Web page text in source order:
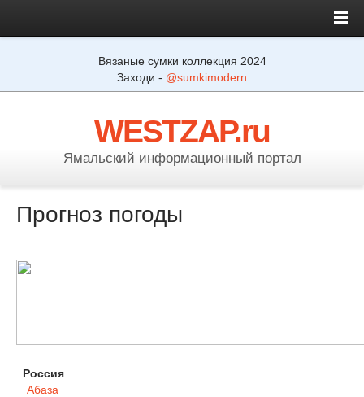
Вязаные сумки коллекция 2024
Заходи - @sumkimodern
WESTZAP.ru
Ямальский информационный портал
Прогноз погоды
Россия
Абаза